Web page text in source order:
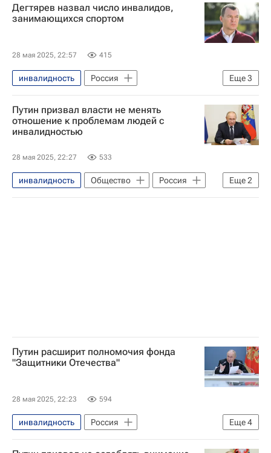
Дегтярев назвал число инвалидов,
занимающихся спортом
28 мая 2025, 22:57 415
Еще3
инвалидность
Россия
Михаил Дегтярев
Спорт
Здоровье - Общество
Путин призвал власти не менять
отношение к проблемам людей с
инвалидностью
28 мая 2025, 22:27 533
Еще2
инвалидность Общество
Россия
Владимир Путин
Здоровье - Общество
Путин расширит полномочия фонда
"Защитники Отечества"
28 мая 2025, 22:23 594
Еще4
инвалидность
Россия
Владимир Путин
Анна Цивилева